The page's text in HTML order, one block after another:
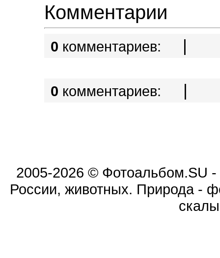
Комментарии
0 комментариев: |
0 комментариев: |
2005-2026 © Фотоальбом.SU -
России, животных. Природа -